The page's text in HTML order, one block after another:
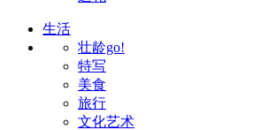
生活
壮龄go!
特写
美食
旅行
文化艺术